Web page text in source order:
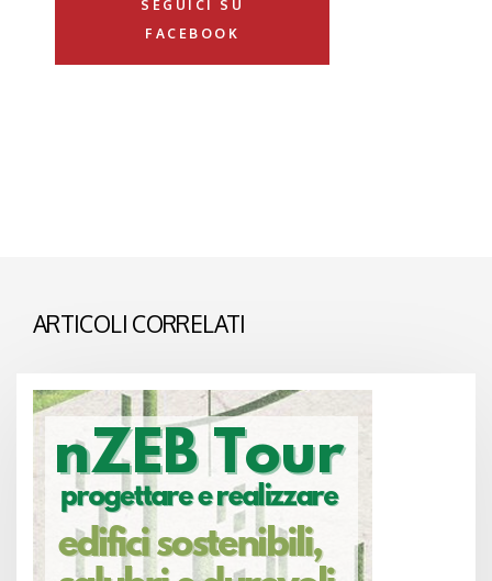
SEGUICI SU
FACEBOOK
ARTICOLI CORRELATI